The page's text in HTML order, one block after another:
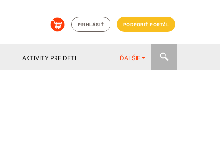
PRIHLÁSIŤ PODPORIŤ PORTÁL
AKTIVITY PRE DETI ĎALŠIE